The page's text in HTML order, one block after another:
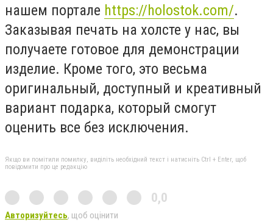
нашем портале https://holostok.com/.
Заказывая печать на холсте у нас, вы
получаете готовое для демонстрации
изделие. Кроме того, это весьма
оригинальный, доступный и креативный
вариант подарка, который смогут
оценить все без исключения.
Якщо ви помітили помилку, виділіть необхідний текст і натисніть Ctrl + Enter, щоб
повідомити про це редакцію
0,0
Авторизуйтесь, щоб оцінити